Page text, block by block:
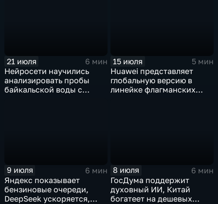
21 июля
6 мин
Нейросети научились
анализировать пробы
байкальской воды с
15 июля
5 мин
Huawei представляет
глобальную версию в
линейке флагманских
9 июля
6 мин
Яндекс показывает
бензиновые очереди,
DeepSeek ускоряется,
8 июля
6 мин
ГосДума поддержит
духовный ИИ, Китай
богатеет на дешевых